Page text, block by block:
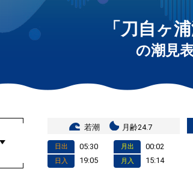
「刀自ヶ浦
の潮見
若潮 月齢24.7
日出 05:30
日入 19:05
月出 00:02
月入 15:14